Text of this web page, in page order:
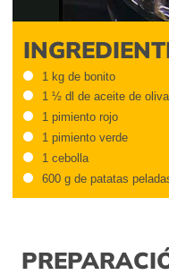
1 kg de bonito
1 ½ dl de aceite de oliva
1 pimiento rojo
1 pimiento verde
1 cebolla
600 g de patatas